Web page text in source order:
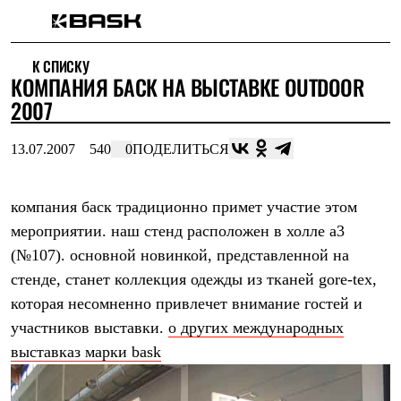
Интернет-магазин
Мужская одежда
Утепленная пухом
Куртки
Жилеты
Куртки
Штормовая одежда
Куртки
Софтшелл одежда
Куртки
Брюки
Флисовая одежда
Куртки
Брюки
Жилеты
К СПИСКУ
КОМПАНИЯ БАСК НА ВЫСТАВКЕ OUTDOOR
2007
13.07.2007 540 0ПОДЕЛИТЬСЯ
компания баск традиционно примет участие этом
мероприятии. наш стенд расположен в холле а3
(№107). основной новинкой, представленной на
стенде, станет коллекция одежды из тканей gore-tex,
которая несомненно привлечет внимание гостей и
участников выставки. о других международных
выставказ марки bask